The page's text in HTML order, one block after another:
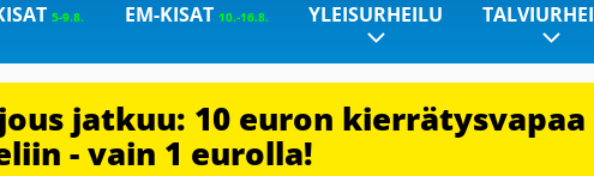
5-9.8. EM-KISAT 10.-16.8. YLEISURHEILU
jatkuu: 10 euron
- vain 1 eurolla!